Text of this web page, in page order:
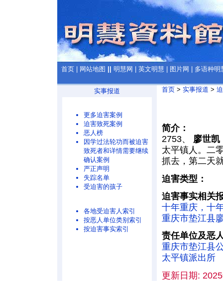
首页 网站地图 明慧网 英文明慧 图片网 多语种明
实事报道
更多迫害案例
迫害致死案例
恶人榜
因学过法轮功而被迫害
致死者和详情需要继续
确认案例
严正声明
失踪名单
受迫害的孩子
各地受迫害人索引
按恶人单位类别索引
按迫害事实索引
首页 > 实事报道 >
简介：
2753、
廖世凯
太平镇人。二
抓去，第二天
迫害类型：
迫害事实相关
十年重庆，十
重庆市垫江县
责任单位及恶
重庆市垫江县
太平镇派出所
更新日期: